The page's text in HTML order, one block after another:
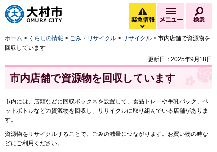
大村市
緊急情報
緊急情報を開く
メニュー
ホーム > くらしの情報 > ごみ・リサイクル > リサイクル > 市内店舗で資源物を
回収しています
更新日：2025年9月18日
市内店舗で資源物を回収しています
市内には、店頭などに回収ボックスを設置して、食品トレーや牛乳パック、ペ
ットボトルなどの資源物を回収し、リサイクルに取り組んでいる店舗がありま
す。
資源物をリサイクルすることで、ごみの減量につながります。お買い物の時な
どにご利用ください。